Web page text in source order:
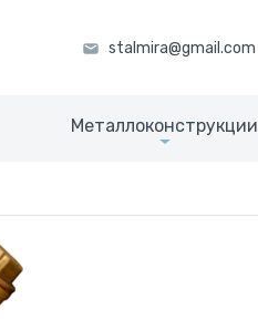
Металлоконструкции